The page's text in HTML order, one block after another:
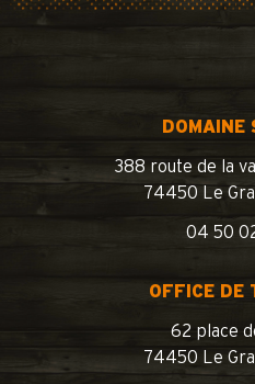
DOMAINE
388 route de la
74450 Le
04 50
OFFICE DE
62 place
74450 Le